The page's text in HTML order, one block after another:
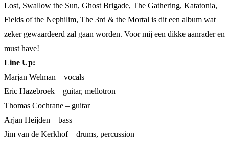
Lost, Swallow the Sun, Ghost Brigade, The Gathering, Katatonia,
Fields of the Nephilim, The 3rd & the Mortal is dit een album wat
zeker gewaardeerd zal gaan worden. Voor mij een dikke aanrader en
must have!
Line Up:
Marjan Welman – vocals
Eric Hazebroek – guitar, mellotron
Thomas Cochrane – guitar
Arjan Heijden – bass
Jim van de Kerkhof – drums, percussion